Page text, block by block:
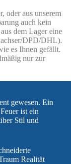
oder aus unserem
auch kein
dem Lager eine
DPD/DHL).
es Ihnen gefällt.
nur zur
gewesen. Ein
ist ein
Stil und
Realität